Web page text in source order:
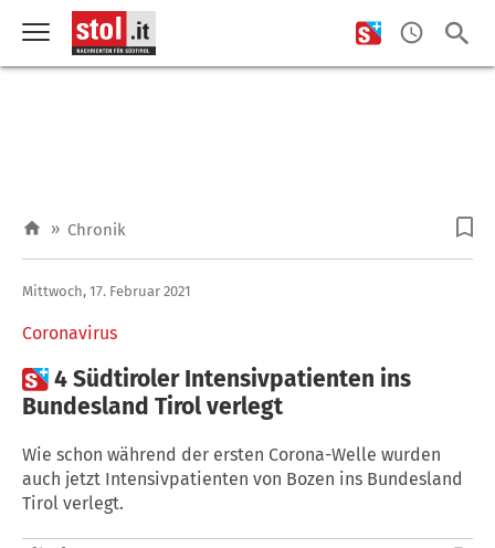
» Chronik
Coronavirus
Mittwoch, 17. Februar 2021
4 Südtiroler Intensivpatienten ins
Bundesland Tirol verlegt
Wie schon während der ersten Corona-Welle wurden
auch jetzt Intensivpatienten von Bozen ins Bundesland
Tirol verlegt.